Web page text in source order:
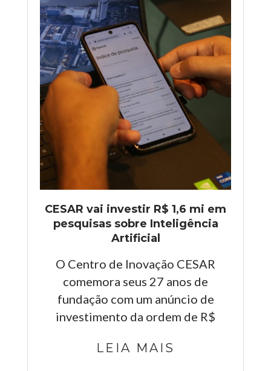
CESAR vai investir R$ 1,6 mi em
pesquisas sobre Inteligência
Artificial
O Centro de Inovação CESAR
comemora seus 27 anos de
fundação com um anúncio de
investimento da ordem de R$
LEIA MAIS